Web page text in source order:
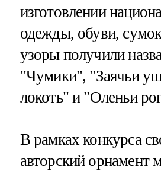
изготовлении
одежды, обуви,
узоры получили
"Чумики", "Заячьи
локоть" и "Оленьи
В рамках конкурса
авторский орнамент